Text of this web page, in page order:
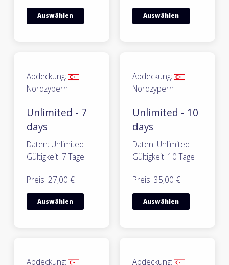
Auswählen Auswählen
Abdeckung:
Nordzypern
Unlimited - 7
days
Daten: Unlimited
Gültigkeit: 7 Tage
Preis: 27,00 €
Auswählen
Abdeckung:
Nordzypern
Unlimited - 10
days
Daten: Unlimited
Gültigkeit: 10 Tage
Preis: 35,00 €
Auswählen
Abdeckung: Abdeckung: